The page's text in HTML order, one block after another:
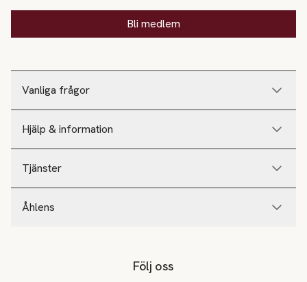
Vanliga frågor
Hjälp & information
Tjänster
Åhlens
Bli medlem
Följ oss